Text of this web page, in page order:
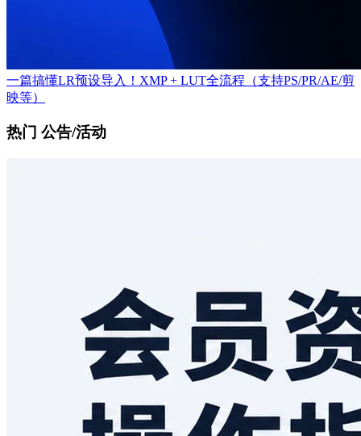
一篇搞懂LR预设导入！XMP + LUT全流程（支持PS/PR/AE/剪
映等）
热门 公告/活动